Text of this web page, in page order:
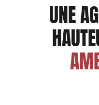
UNE